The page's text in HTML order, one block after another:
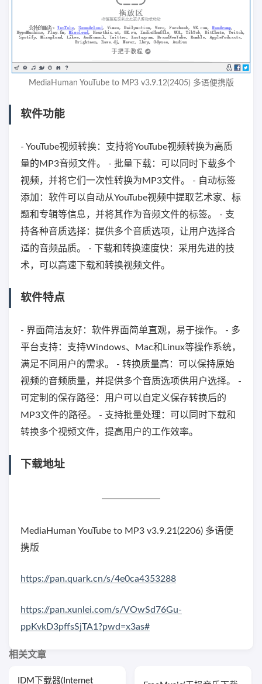
MediaHuman YouTube to MP3 v3.9.12(2405) 多语便携版
软件功能
- YouTube视频转换：支持将YouTube视频转换为高质
量的MP3音频文件。 - 批量下载：可以同时下载多个
视频，并将它们一次性转换为MP3文件。 - 自动标签
添加：软件可以自动从YouTube视频中提取艺术家、标
题和专辑等信息，并将其作为音频文件的标签。 - 支
持各种音质选择：提供多个音质选项，让用户选择合
适的音频品质。 - 下载和转换速度快：采用先进的技
术，可以高速下载和转换视频文件。
软件特点
- 界面简洁友好：软件界面简单直观，易于操作。 - 多
平台支持：支持Windows、Mac和Linux等操作系统，
满足不同用户的需求。 - 转换质量高：可以保持原始
视频的音频质量，并提供多个音质选项供用户选择。 -
可定制的保存路径：用户可以自定义保存转换后的
MP3文件的路径。 - 支持批量处理：可以同时下载和
转换多个视频文件，提高用户的工作效率。
下载地址
MediaHuman YouTube to MP3 v3.9.21(2206) 多语便
携版
https://pan.quark.cn/s/4e0ca4353288
https://pan.xunlei.com/s/VOwSd76Gu-
ppKvkD3pffsSjTA1?pwd=x3as#
相关文章
IDM下载器(Internet